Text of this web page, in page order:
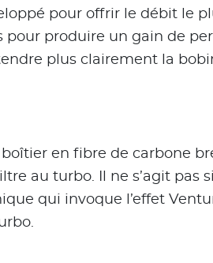
pour offrir le débit le
pour produire un gain de
plus clairement la
en fibre de carbone
au turbo. Il ne s’agit pas
qui invoque l’effet